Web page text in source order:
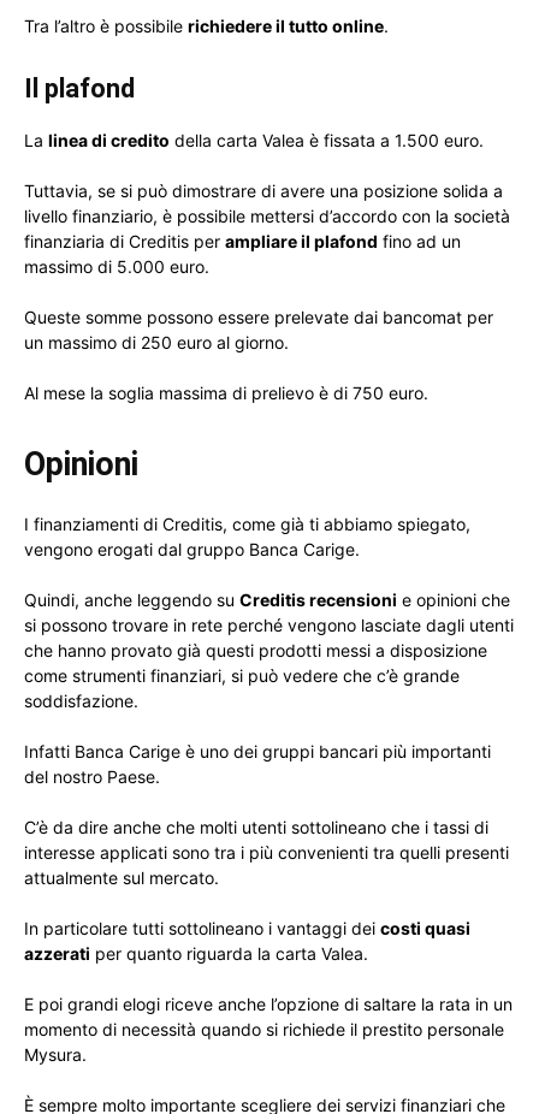
Tra l’altro è possibile richiedere il tutto online.
Il plafond
La linea di credito della carta Valea è fissata a 1.500 euro.
Tuttavia, se si può dimostrare di avere una posizione solida a
livello finanziario, è possibile mettersi d’accordo con la società
finanziaria di Creditis per ampliare il plafond fino ad un
massimo di 5.000 euro.
Queste somme possono essere prelevate dai bancomat per
un massimo di 250 euro al giorno.
Al mese la soglia massima di prelievo è di 750 euro.
Opinioni
I finanziamenti di Creditis, come già ti abbiamo spiegato,
vengono erogati dal gruppo Banca Carige.
Quindi, anche leggendo su Creditis recensioni e opinioni che
si possono trovare in rete perché vengono lasciate dagli utenti
che hanno provato già questi prodotti messi a disposizione
come strumenti finanziari, si può vedere che c’è grande
soddisfazione.
Infatti Banca Carige è uno dei gruppi bancari più importanti
del nostro Paese.
C’è da dire anche che molti utenti sottolineano che i tassi di
interesse applicati sono tra i più convenienti tra quelli presenti
attualmente sul mercato.
In particolare tutti sottolineano i vantaggi dei costi quasi
azzerati per quanto riguarda la carta Valea.
E poi grandi elogi riceve anche l’opzione di saltare la rata in un
momento di necessità quando si richiede il prestito personale
Mysura.
È sempre molto importante scegliere dei servizi finanziari che